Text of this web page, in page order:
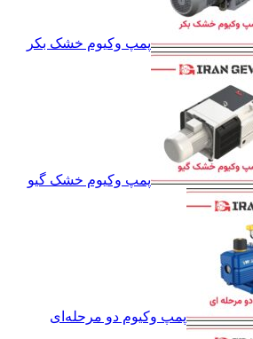
پمپ وکیوم خشک بکر
پمپ وکیوم خشک گیو
پمپ وکیوم دو مرحله‌ای